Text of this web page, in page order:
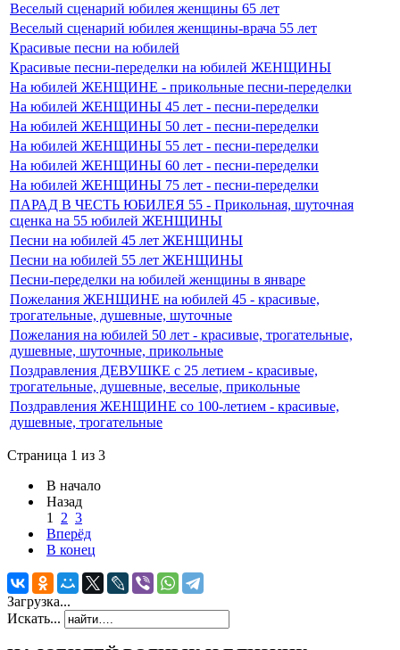
Веселый сценарий юбилея женщины 65 лет
Веселый сценарий юбилея женщины-врача 55 лет
Красивые песни на юбилей
Красивые песни-переделки на юбилей ЖЕНЩИНЫ
На юбилей ЖЕНЩИНЕ - прикольные песни-переделки
На юбилей ЖЕНЩИНЫ 45 лет - песни-переделки
На юбилей ЖЕНЩИНЫ 50 лет - песни-переделки
На юбилей ЖЕНЩИНЫ 55 лет - песни-переделки
На юбилей ЖЕНЩИНЫ 60 лет - песни-переделки
На юбилей ЖЕНЩИНЫ 75 лет - песни-переделки
ПАРАД В ЧЕСТЬ ЮБИЛЕЯ 55 - Прикольная, шуточная
сценка на 55 юбилей ЖЕНЩИНЫ
Песни на юбилей 45 лет ЖЕНЩИНЫ
Песни на юбилей 55 лет ЖЕНЩИНЫ
Песни-переделки на юбилей женщины в январе
Пожелания ЖЕНЩИНЕ на юбилей 45 - красивые,
трогательные, душевные, шуточные
Пожелания на юбилей 50 лет - красивые, трогательные,
душевные, шуточные, прикольные
Поздравления ДЕВУШКЕ с 25 летием - красивые,
трогательные, душевные, веселые, прикольные
Поздравления ЖЕНЩИНЕ cо 100-летием - красивые,
душевные, трогательные
Страница 1 из 3
В начало
Назад
1
2 3
Вперёд
В конец
Загрузка...
Искать...